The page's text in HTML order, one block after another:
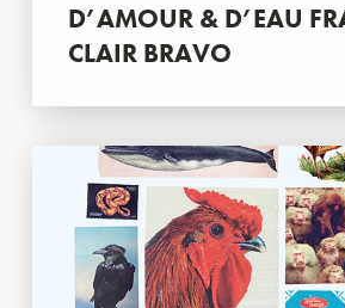
D’AMOUR & D’EAU
CLAIR BRAVO